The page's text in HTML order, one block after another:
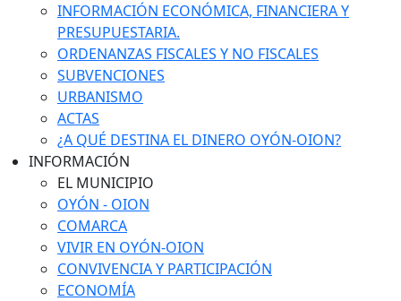
INFORMACIÓN ECONÓMICA, FINANCIERA Y
PRESUPUESTARIA.
ORDENANZAS FISCALES Y NO FISCALES
SUBVENCIONES
URBANISMO
ACTAS
¿A QUÉ DESTINA EL DINERO OYÓN-OION?
INFORMACIÓN
EL MUNICIPIO
OYÓN - OION
COMARCA
VIVIR EN OYÓN-OION
CONVIVENCIA Y PARTICIPACIÓN
ECONOMÍA